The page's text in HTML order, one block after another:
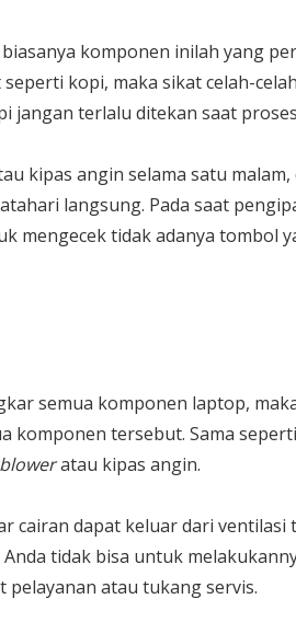
komponen inilah yang
kopi, maka sikat celah-
jangan terlalu ditekan saat
kipas angin selama satu
langsung. Pada saat
mengecek tidak adanya tombol
semua komponen laptop,
komponen tersebut. Sama
bloweratau kipas angin.
cairan dapat keluar dari ventilasi
tidak bisa untuk
pelayanan atau tukang servis.